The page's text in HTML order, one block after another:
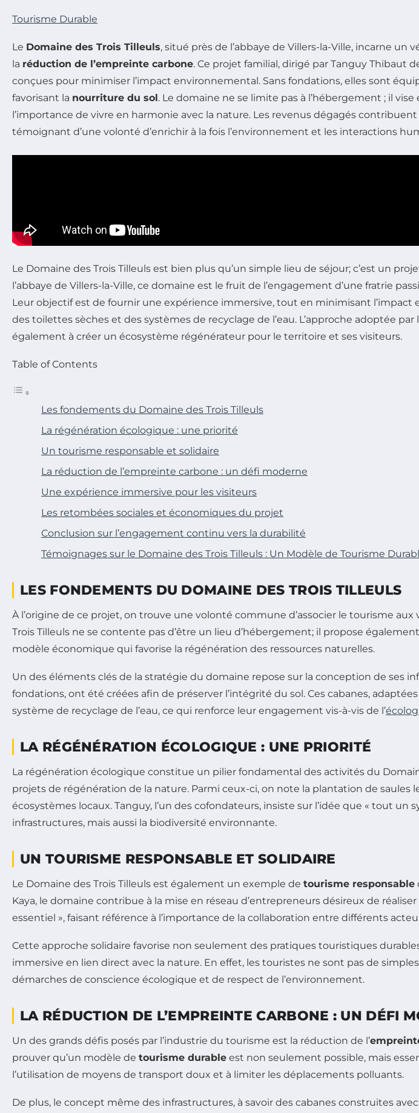
Tourisme Durable
Le Domaine des Trois Tilleuls, situé près de l’abbaye de Villers-la-Ville, incarne un
la réduction de l’empreinte carbone. Ce projet familial, dirigé par Tanguy Thibaut
conçues pour minimiser l’impact environnemental. Sans fondations, elles sont
favorisant la nourriture du sol. Le domaine ne se limite pas à l’hébergement ; il
l’importance de vivre en harmonie avec la nature. Les revenus dégagés
témoignant d’une volonté d’enrichir à la fois l’environnement et les interactions
Le Domaine des Trois Tilleuls est bien plus qu’un simple lieu de séjour; c’est un
l’abbaye de Villers-la-Ville, ce domaine est le fruit de l’engagement d’une fratrie
Leur objectif est de fournir une expérience immersive, tout en minimisant
des toilettes sèches et des systèmes de recyclage de l’eau. L’approche adoptée
également à créer un écosystème régénérateur pour le territoire et ses visiteurs.
Table of Contents
Les fondements du Domaine des Trois Tilleuls
La régénération écologique : une priorité
Un tourisme responsable et solidaire
La réduction de l’empreinte carbone : un défi moderne
Une expérience immersive pour les visiteurs
Les retombées sociales et économiques du projet
Conclusion sur l’engagement continu vers la durabilité
Témoignages sur le Domaine des Trois Tilleuls : Un Modèle de Tourisme
LES FONDEMENTS DU DOMAINE DES TROIS TILLEULS
À l’origine de ce projet, on trouve une volonté commune d’associer le tourisme
Trois Tilleuls ne se contente pas d’être un lieu d’hébergement; il propose
modèle économique qui favorise la régénération des ressources naturelles.
Un des éléments clés de la stratégie du domaine repose sur la conception de ses
fondations, ont été créées afin de préserver l’intégrité du sol. Ces cabanes,
système de recyclage de l’eau, ce qui renforce leur engagement vis-à-vis de l’
LA RÉGÉNÉRATION ÉCOLOGIQUE : UNE PRIORITÉ
La régénération écologique constitue un pilier fondamental des activités du
projets de régénération de la nature. Parmi ceux-ci, on note la plantation de saules
écosystèmes locaux. Tanguy, l’un des cofondateurs, insiste sur l’idée que « tout
infrastructures, mais aussi la biodiversité environnante.
UN TOURISME RESPONSABLE ET SOLIDAIRE
Le Domaine des Trois Tilleuls est également un exemple de tourisme responsable
Kaya, le domaine contribue à la mise en réseau d’entrepreneurs désireux de
essentiel », faisant référence à l’importance de la collaboration entre différents
Cette approche solidaire favorise non seulement des pratiques touristiques
immersive en lien direct avec la nature. En effet, les touristes ne sont pas de
démarches de conscience écologique et de respect de l’environnement.
LA RÉDUCTION DE L’EMPREINTE CARBONE : UN DÉFI
Un des grands défis posés par l’industrie du tourisme est la réduction de l’
prouver qu’un modèle de tourisme durable est non seulement possible, mais
l’utilisation de moyens de transport doux et à limiter les déplacements polluants.
De plus, le concept même des infrastructures, à savoir des cabanes construites